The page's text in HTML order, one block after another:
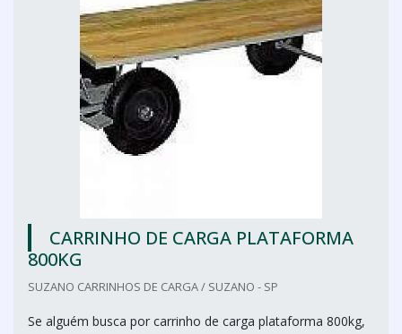
CARRINHO DE CARGA PLATAFORMA
800KG
SUZANO CARRINHOS DE CARGA / SUZANO - SP
Se alguém busca por carrinho de carga plataforma 800kg,